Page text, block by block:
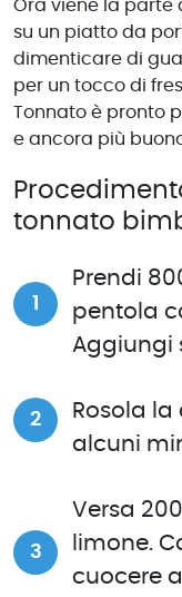
Ora viene la parte
su un piatto da
dimenticare di
per un tocco di
Tonnato è pronto
e ancora più
tonnato
Prendi
pentola
Aggiungi
Rosola
alcuni
Versa
limone.
cuocere